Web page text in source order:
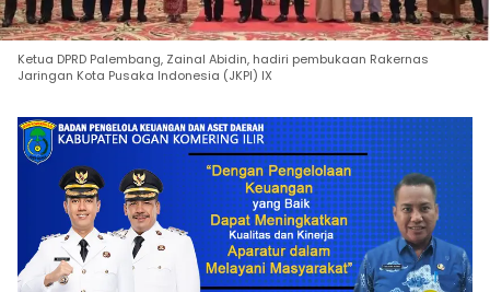
Ketua DPRD Palembang, Zainal Abidin, hadiri pembukaan Rakernas
Jaringan Kota Pusaka Indonesia (JKPI) IX